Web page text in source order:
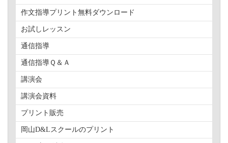
作文指導プリント無料ダウンロード
お試しレッスン
通信指導
通信指導Ｑ＆Ａ
講演会
講演会資料
プリント販売
岡山D&Lスクールのプリント